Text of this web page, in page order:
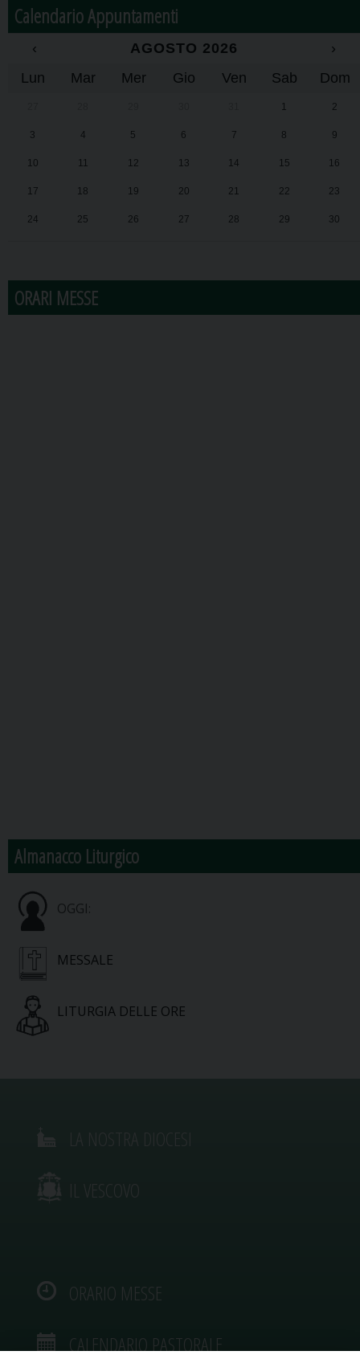
Calendario Appuntamenti
‹ AGOSTO 2026
›
Lun
Mar Mer Gio Ven Sab Dom
1 2
3 4 5 6 7 8 9
10 11 12 13 14 15 16
17 18 19 20 21 22 23
24 25 26 27 28 29 30
ORARI MESSE
Almanacco Liturgico
OGGI:
MESSALE
LITURGIA DELLE ORE
IL VESCOVO
ORARIO MESSE
CALENDARIO PASTORALE